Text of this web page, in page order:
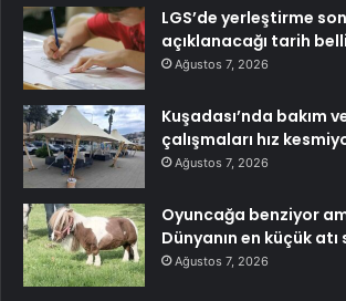
LGS’de yerleştirme
açıklanacağı tarih
Ağustos 7, 2026
Kuşadası’nda bakım
çalışmaları hız
Ağustos 7, 2026
Oyuncağa benziyor
Dünyanın en küçük
Ağustos 7, 2026